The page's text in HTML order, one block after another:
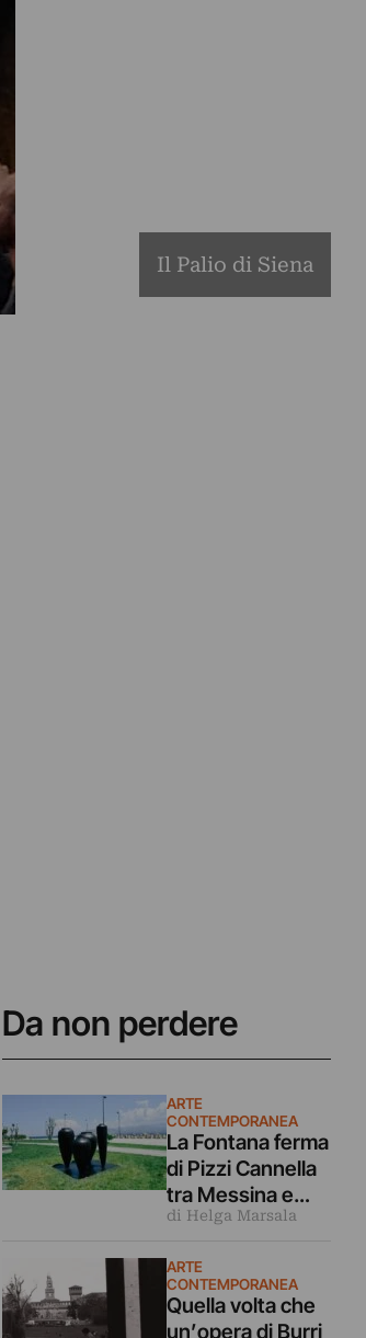
Il Palio di Siena
Da non perdere
ARTE
CONTEMPORANEA
La Fontana ferma
di Pizzi Cannella
tra Messina e
Reggio Calabria:
come ponte sullo
Stretto (ma è
polemica)
di Helga Marsala
ARTE
CONTEMPORANEA
Quella volta che
un’opera di Burri